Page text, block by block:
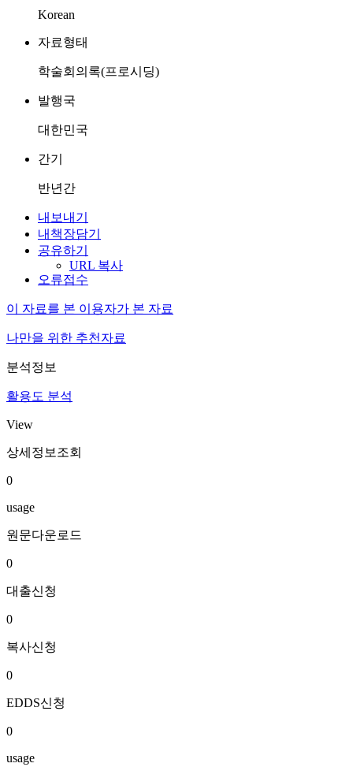
Korean
자료형태
학술회의록(프로시딩)
발행국
대한민국
간기
반년간
내보내기
내책장담기
공유하기
URL 복사
오류접수
이 자료를 본 이용자가 본 자료
나만을 위한 추천자료
분석정보
활용도 분석
View
상세정보조회
0
usage
원문다운로드
0
대출신청
0
복사신청
0
EDDS신청
0
usage